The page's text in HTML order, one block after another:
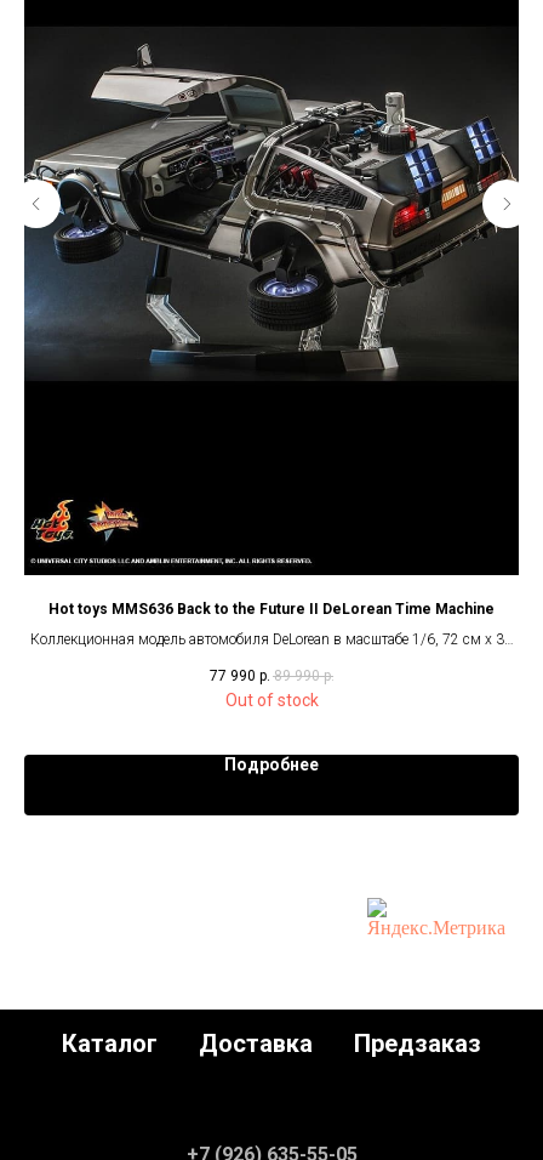
Hot toys MMS636 Back to the Future II DeLorean Time Machine
Коллекционная модель автомобиля DeLorean в масштабе 1/6, 72 см x 35
77 990 р. 89 990 р.
Out of stock
Подробнее
Каталог Доставка Предзаказ
+7 (926) 635-55-05